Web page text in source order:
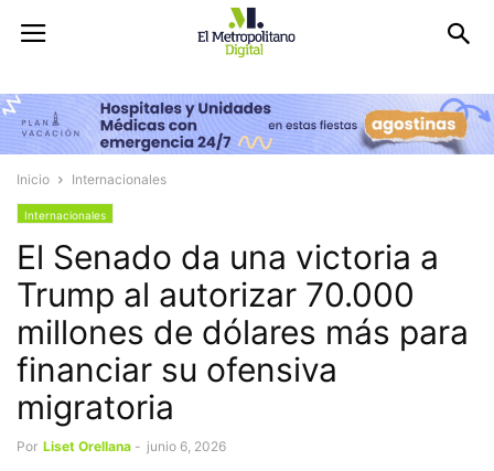
Inicio Internacionales
Internacionales
El Senado da una victoria a
Trump al autorizar 70.000
millones de dólares más para
financiar su ofensiva
migratoria
Por Liset Orellana - junio 6, 2026